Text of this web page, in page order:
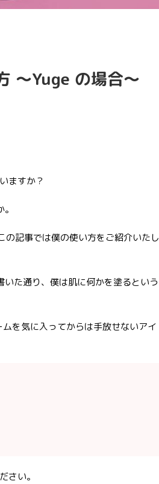
～Yuge の場合～
ますか？
の記事では僕の使い方をご紹介いたし
いた通り、僕は肌に何かを塗るという
を気に入ってからは手放せないアイ
さい。